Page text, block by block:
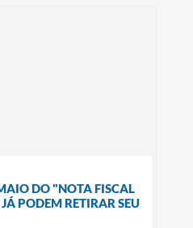
DO "NOTA FISCAL
PODEM RETIRAR SEU